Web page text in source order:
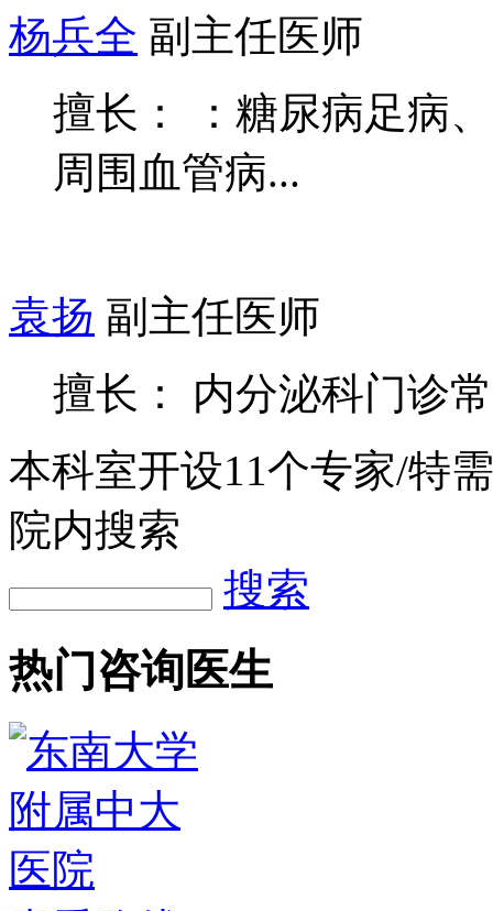
杨兵全 副主任医师
擅长： ：糖尿病足病
周围血管病...
袁扬 副主任医师
擅长： 内分泌科门诊
本科室开设11个专家/特
院内搜索
搜索
热门咨询医生